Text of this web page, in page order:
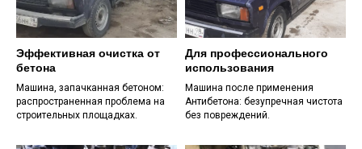
Эффективная очистка от
бетона
Машина, запачканная бетоном:
распространенная проблема на
строительных площадках.
Для профессионального
использования
Машина после применения
Антибетона: безупречная чистота
без повреждений.